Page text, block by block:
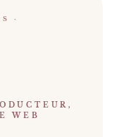
de Soda
·
WEB